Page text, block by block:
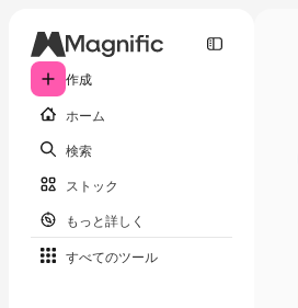
作成
ホーム
検索
ストック
もっと詳しく
すべてのツール